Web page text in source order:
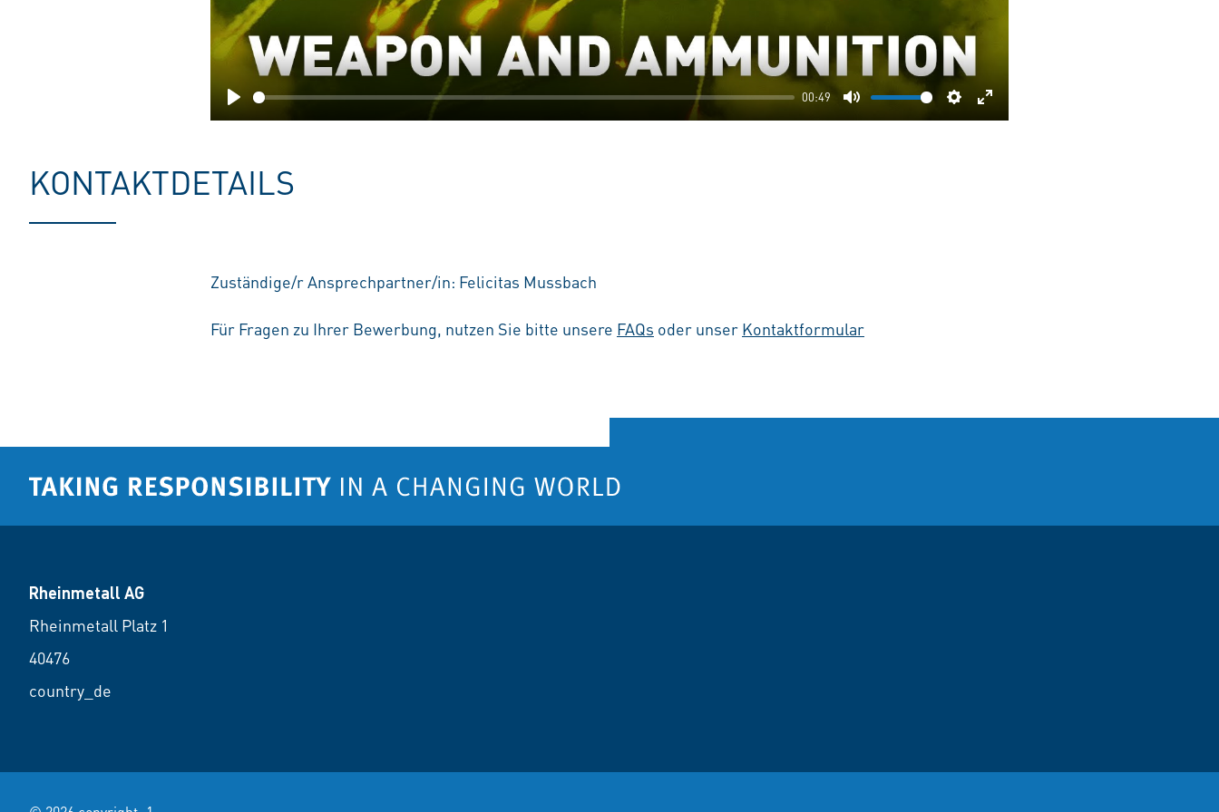
Play
00:49
Mute Settings
Enter
KONTAKTDETAILS
Zuständige/r Ansprechpartner/in: Felicitas Mussbach
Für Fragen zu Ihrer Bewerbung, nutzen Sie bitte unsere FAQs oder unser Kontaktformular
Rheinmetall AG
Rheinmetall Platz 1
40476
country_de